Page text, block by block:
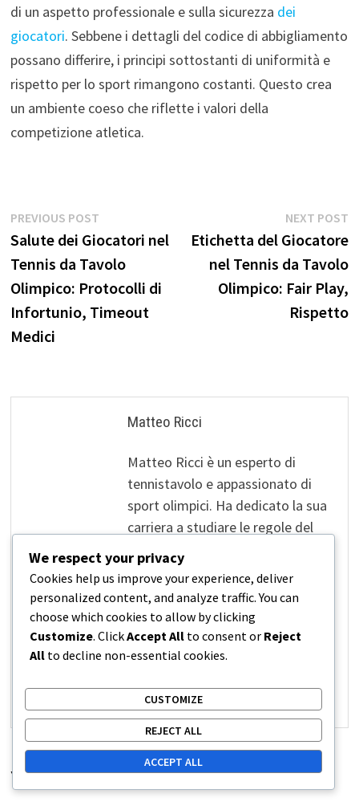
di un aspetto professionale e sulla sicurezza dei
giocatori. Sebbene i dettagli del codice di abbigliamento
possano differire, i principi sottostanti di uniformità e
rispetto per lo sport rimangono costanti. Questo crea
un ambiente coeso che riflette i valori della
competizione atletica.
Post
navigation
PREVIOUS POSTPrevious
post:
Salute dei Giocatori nel
Tennis da Tavolo
Olimpico: Protocolli di
Infortunio, Timeout
Medici
NEXT POST
Etichetta del Giocatore
nel Tennis da Tavolo
Olimpico: Fair Play,
Rispetto
Matteo Ricci
Matteo Ricci è un esperto di
tennistavolo e appassionato di
sport olimpici. Ha dedicato la sua
carriera a studiare le regole del
tennistavolo olimpico e a
promuovere il gioco tra i giovani.
Con numerosi articoli e guide,
Matteo cerca di rendere il
tennistavolo accessibile e
comprensibile a tutti.
View all posts by Matteo Ricci →
YOU MIGHT ALSO LIKE
We respect your privacy
Cookies help us improve your experience, deliver
personalized content, and analyze traffic. You can
choose which cookies to allow by clicking
Customize. ClickAccept All to consent or Reject
All to decline non-essential cookies.
CUSTOMIZE
REJECT ALL
ACCEPT ALL